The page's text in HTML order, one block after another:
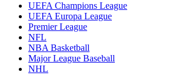
UEFA Champions League
UEFA Europa League
Premier League
NFL
NBA Basketball
Major League Baseball
NHL